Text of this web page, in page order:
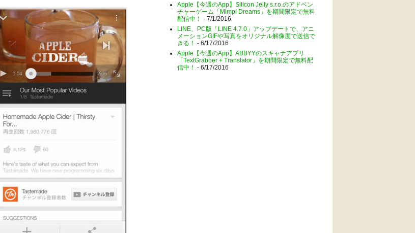
Apple【今週のApp】Silicon Jelly s.r.o.のアドベン
チャーゲーム「Mimpi Dreams」を期間限定で無料
配信中！ - 7/1/2016
LINE、PC版「LINE 4.7.0」アップデートで、アニ
メーションGIFや写真をオリジナル解像度で送信で
きる！ - 6/17/2016
Apple【今週のApp】ABBYYのスキャナアプリ
「TextGrabber + Translator」を期間限定で無料配
信中！ - 6/17/2016